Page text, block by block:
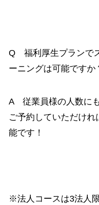
Q 福利厚生プランで
ーニングは可能ですか
A 従業員様の人数に
ご予約していただけ
能です！
※法人コースは3法人